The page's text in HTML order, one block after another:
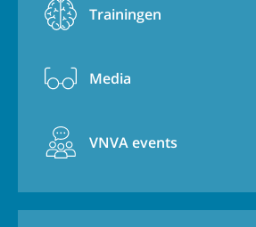
Trainingen
Media
VNVA events